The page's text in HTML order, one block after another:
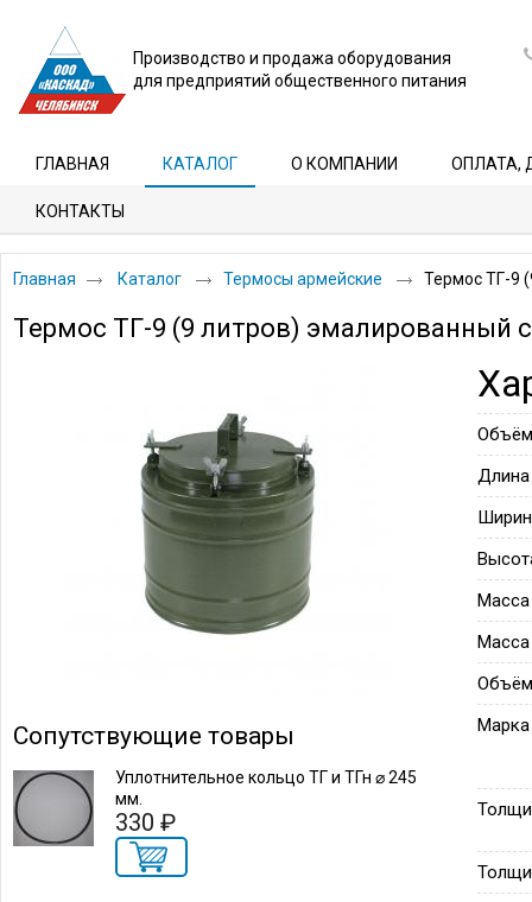
Производство и продажа оборудования
для предприятий общественного питания
ГЛАВНАЯ КАТАЛОГ О КОМПАНИИ ОПЛАТА,
КОНТАКТЫ
Главная Каталог Термосы армейские Термос ТГ-9
Термос ТГ-9 (9 литров) эмалированный
Сопутствующие товары
Уплотнительное кольцо ТГ и ТГн ⌀ 245
мм.
330 ₽
Объём
Длина
Масса
Масса
Марка